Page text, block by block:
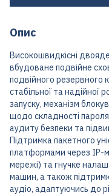
Опис
Високошвидкісні
вбудоване подвійне
подвійного резервного
стабільної та надійної
запуску, механізм
щодо складності
аудиту безпеки та
Підтримка пакетного
платформами через IP-
мережі) та гнучке
машин, а також
аудіо, адаптуючись до